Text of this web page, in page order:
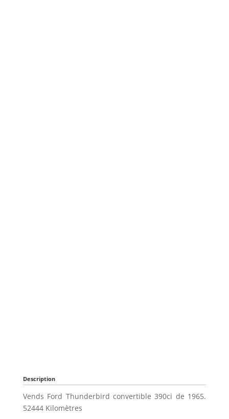
Description
Vends Ford Thunderbird convertible 390ci de 1965.
52444 Kilomètres